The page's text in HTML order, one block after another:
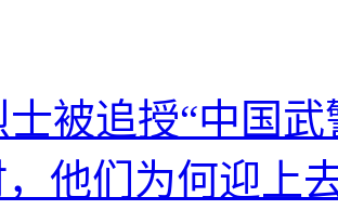
被追授“中国
，他们为何迎上